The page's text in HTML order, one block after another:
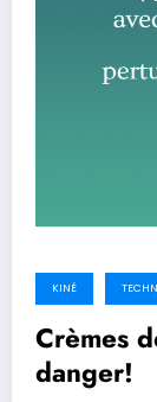
KINÉ
Crèmes
danger!